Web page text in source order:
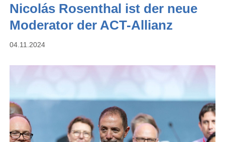
Nicolás Rosenthal ist der neue
Moderator der ACT-Allianz
04.11.2024